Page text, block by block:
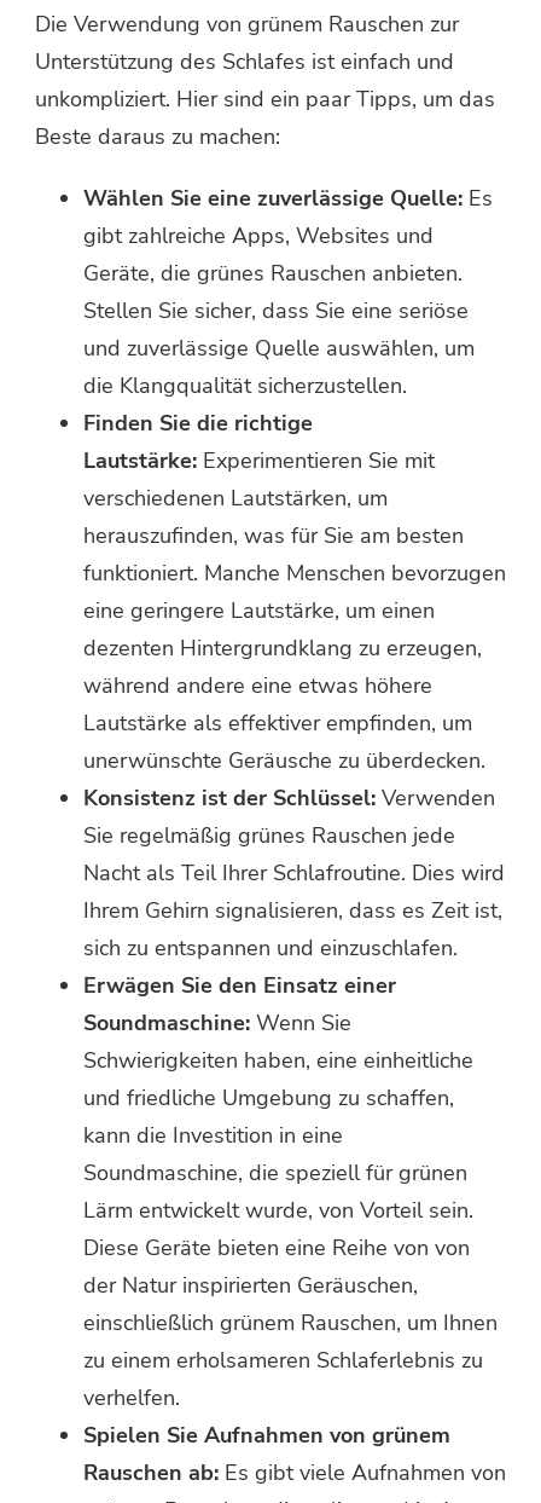
Die Verwendung von grünem Rauschen zur
Unterstützung des Schlafes ist einfach und
unkompliziert. Hier sind ein paar Tipps, um das
Beste daraus zu machen:
Wählen Sie eine zuverlässige Quelle: Es
gibt zahlreiche Apps, Websites und
Geräte, die grünes Rauschen anbieten.
Stellen Sie sicher, dass Sie eine seriöse
und zuverlässige Quelle auswählen, um
die Klangqualität sicherzustellen.
Finden Sie die richtige
Lautstärke: Experimentieren Sie mit
verschiedenen Lautstärken, um
herauszufinden, was für Sie am besten
funktioniert. Manche Menschen bevorzugen
eine geringere Lautstärke, um einen
dezenten Hintergrundklang zu erzeugen,
während andere eine etwas höhere
Lautstärke als effektiver empfinden, um
unerwünschte Geräusche zu überdecken.
Konsistenz ist der Schlüssel: Verwenden
Sie regelmäßig grünes Rauschen jede
Nacht als Teil Ihrer Schlafroutine. Dies wird
Ihrem Gehirn signalisieren, dass es Zeit ist,
sich zu entspannen und einzuschlafen.
Erwägen Sie den Einsatz einer
Soundmaschine: Wenn Sie
Schwierigkeiten haben, eine einheitliche
und friedliche Umgebung zu schaffen,
kann die Investition in eine
Soundmaschine, die speziell für grünen
Lärm entwickelt wurde, von Vorteil sein.
Diese Geräte bieten eine Reihe von von
der Natur inspirierten Geräuschen,
einschließlich grünem Rauschen, um Ihnen
zu einem erholsameren Schlaferlebnis zu
verhelfen.
Spielen Sie Aufnahmen von grünem
Rauschen ab: Es gibt viele Aufnahmen von